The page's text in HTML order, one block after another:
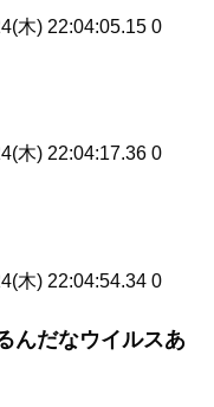
木) 22:04:05.15 0
木) 22:04:17.36 0
木) 22:04:54.34 0
んだなウイルスあ